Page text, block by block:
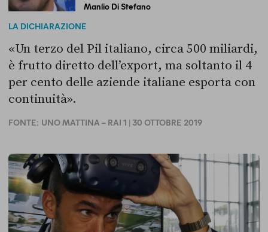
Manlio Di Stefano
LA DICHIARAZIONE
«Un terzo del Pil italiano, circa 500 miliardi,
è frutto diretto dell’export, ma soltanto il 4
per cento delle aziende italiane esporta con
continuità».
FONTE: UNO MATTINA – RAI 1 | 30 OTTOBRE 2019